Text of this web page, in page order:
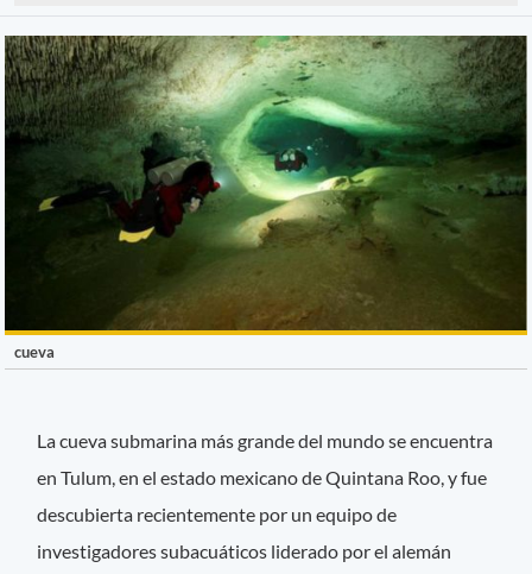
cueva
La cueva submarina más grande del mundo se encuentra
en Tulum, en el estado mexicano de Quintana Roo, y fue
descubierta recientemente por un equipo de
investigadores subacuáticos liderado por el alemán